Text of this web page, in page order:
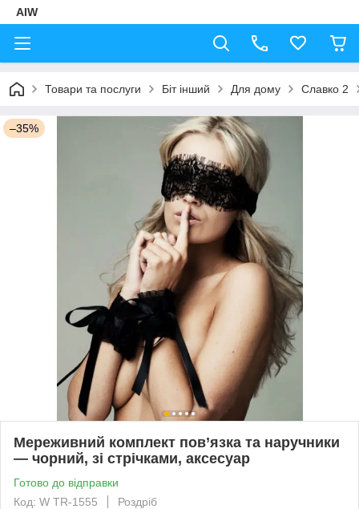
AIW
Товари та послуги Біт інший Для дому Славко 2
–35%
Мереживний комплект пов’язка та наручники
— чорний, зі стрічками, аксесуар
Готово до відправки
Код: W TR-1555
Роздріб